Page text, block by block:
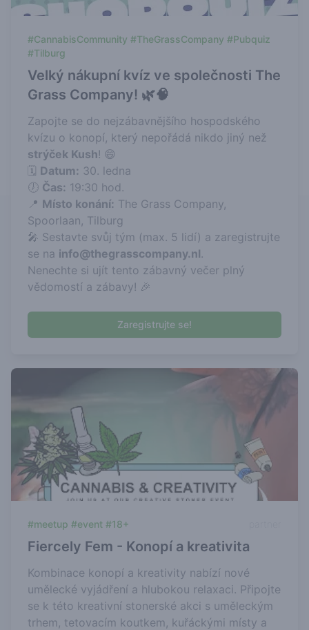
#CannabisCommunity #TheGrassCompany #Pubquiz
#Tilburg
Velký nákupní kvíz ve společnosti The
Grass Company! 🌿🧠
Zapojte se do nejzábavnějšího hospodského
kvízu o konopí, který nepořádá nikdo jiný než
strýček Kush! 😄
🗓️ Datum: 30. ledna
🕖 Čas: 19:30 hod.
📍 Místo konání: The Grass Company,
Spoorlaan, Tilburg
🎤 Sestavte svůj tým (max. 5 lidí) a zaregistrujte
se na info@thegrasscompany.nl.
Nenechte si ujít tento zábavný večer plný
vědomostí a zábavy! 🎉
Zaregistrujte se!
#meetup #event #18+
Fiercely Fem - Konopí a kreativita
Kombinace konopí a kreativity nabízí nové
umělecké vyjádření a hlubokou relaxaci. Připojte
se k této kreativní stonerské akci s uměleckým
trhem, tetovacím koutkem, kuřáckými místy a